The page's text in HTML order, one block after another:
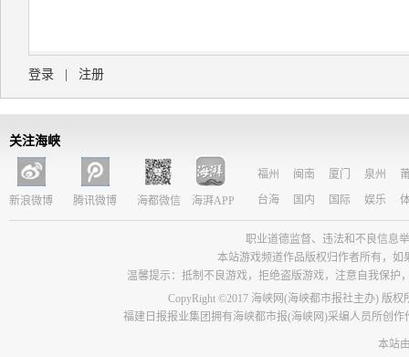
登录 注册
关注海峡
福州 闽南 厦门 泉州
台海
国内 国际 娱乐
新浪微博 腾讯微博 海都微信 海湃APP
职业道德监督、违法和不良信息举
本站游戏频道作品版权归作者所有，
温馨提示：抵制不良游戏，拒绝盗版游戏，注意自我保
CopyRight ©2017 海峡网(海峡都市报社主办) 版
福建日报报业集团拥有海峡都市报(海峡网)采编人员所创
本站